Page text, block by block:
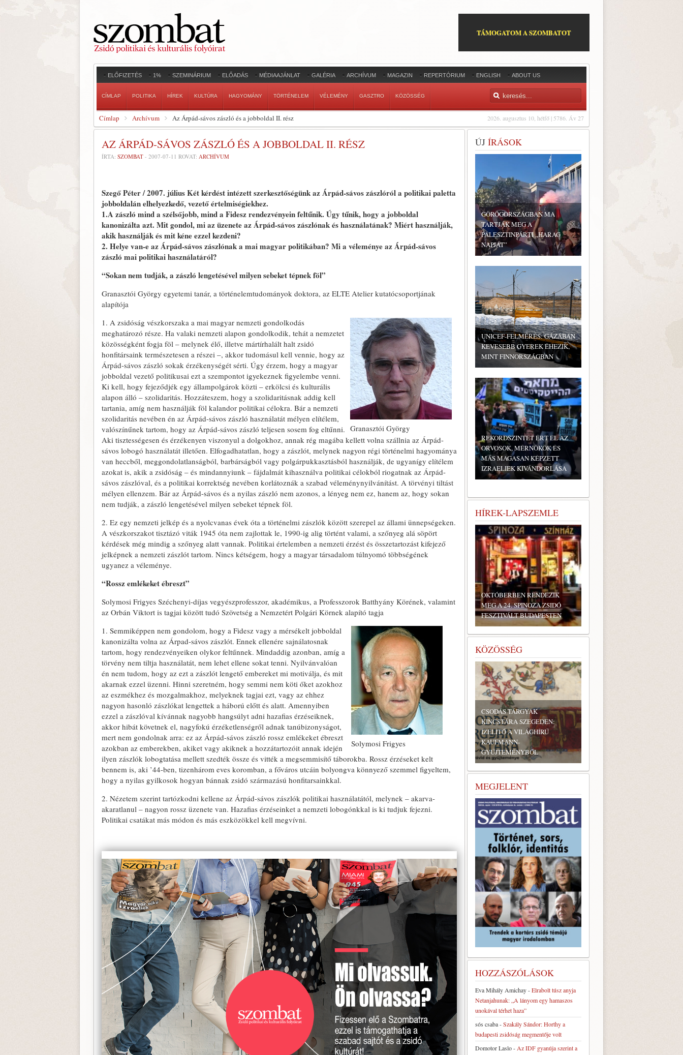
TÁMOGATOM A SZOMBATOT
ELŐFIZETÉS 1% SZEMINÁRIUM ELŐADÁS MÉDIAAJÁNLAT GALÉRIA ARCHÍVUM MAGAZIN REPERTÓRIUM ENGLISH ABOUT US
CÍMLAP POLITIKA HÍREK KULTÚRA HAGYOMÁNY TÖRTÉNELEM VÉLEMÉNY GASZTRO KÖZÖSSÉG
2026. augusztus 10, hétfő | 5786. Áv 27
Címlap Archívum Az Árpád-sávos zászló és a jobboldal II. rész
AZ ÁRPÁD-SÁVOS ZÁSZLÓ ÉS A JOBBOLDAL II. RÉSZ
ÍRTA: SZOMBAT - 2007-07-11 ROVAT: ARCHÍVUM
Szegő Péter / 2007. júliusKét kérdést intézett szerkesztőségünk az Árpád-sávos zászlóról a politikai paletta
jobboldalán elhelyezkedő, vezető értelmiségiekhez.
1.A zászló mind a szélsőjobb, mind a Fidesz rendezvényein feltűnik. Úgy tűnik, hogy a jobboldal
kanonizálta azt. Mit gondol, mi az üzenete az Árpád-sávos zászlónak és használatának? Miért használják,
akik használják és mit kéne ezzel kezdeni?
2. Helye van-e az Árpád-sávos zászlónak a mai magyar politikában? Mi a véleménye az Árpád-sávos
zászló mai politikai használatáról?
“Sokan nem tudják, a zászló lengetésével milyen sebeket tépnek föl”
Granasztói György egyetemi tanár, a történelemtudományok doktora, az ELTE Atelier kutatócsoportjának
alapítója
Granasztói György
1. A zsidóság vészkorszaka a mai magyar nemzeti gondolkodás
meghatározó része. Ha valaki nemzeti alapon gondolkodik, tehát a nemzetet
közösségként fogja föl – melynek élő, illetve mártírhalált halt zsidó
honfitársaink természetesen a részei –, akkor tudomásul kell vennie, hogy az
Árpád-sávos zászló sokak érzékenységét sérti. Úgy érzem, hogy a magyar
jobboldal vezető politikusai ezt a szempontot igyekeznek figyelembe venni.
Ki kell, hogy fejeződjék egy állampolgárok közti – erkölcsi és kulturális
alapon álló – szolidaritás. Hozzáteszem, hogy a szolidaritásnak addig kell
tartania, amíg nem használják föl kalandor politikai célokra. Bár a nemzeti
szolidaritás nevében én az Árpád-sávos zászló használatát mélyen elítélem,
valószínűnek tartom, hogy az Árpád-sávos zászló teljesen sosem fog eltűnni.
Aki tisztességesen és érzékenyen viszonyul a dolgokhoz, annak rég magába kellett volna szállnia az Árpád-
sávos lobogó használatát illetően. Elfogadhatatlan, hogy a zászlót, melynek nagyon régi történelmi hagyománya
van heccből, meggondolatlanságból, barbárságból vagy polgárpukkasztásból használják, de ugyanígy elítélem
azokat is, akik a zsidóság – és mindannyiunk – fájdalmát kihasználva politikai célokból riogatnak az Árpád-
sávos zászlóval, és a politikai korrektség nevében korlátoznák a szabad véleménynyilvánítást. A törvényi tiltást
mélyen ellenzem. Bár az Árpád-sávos és a nyilas zászló nem azonos, a lényeg nem ez, hanem az, hogy sokan
nem tudják, a zászló lengetésével milyen sebeket tépnek föl.
2. Ez egy nemzeti jelkép és a nyolcvanas évek óta a történelmi zászlók között szerepel az állami ünnepségeken.
A vészkorszakot tisztázó viták 1945 óta nem zajlottak le, 1990-ig alig történt valami, a szőnyeg alá söpört
kérdések még mindig a szőnyeg alatt vannak. Politikai értelemben a nemzeti érzést és összetartozást kifejező
jelképnek a nemzeti zászlót tartom. Nincs kétségem, hogy a magyar társadalom túlnyomó többségének
ugyanez a véleménye.
“Rossz emlékeket ébreszt”
Solymosi Frigyes Széchenyi-díjas vegyészprofesszor, akadémikus, a Professzorok Batthyány Körének, valamint
az Orbán Viktort is tagjai között tudó Szövetség a Nemzetért Polgári Körnek alapító tagja
Solymosi Frigyes
1. Semmiképpen nem gondolom, hogy a Fidesz vagy a mérsékelt jobboldal
kanonizálta volna az Árpad-sávos zászlót. Ennek ellenére sajnálatosnak
tartom, hogy rendezvényeiken olykor feltűnnek. Mindaddig azonban, amíg a
törvény nem tiltja használatát, nem lehet ellene sokat tenni. Nyilvánvalóan
én nem tudom, hogy az ezt a zászlót lengető embereket mi motiválja, és mit
akarnak ezzel üzenni. Hinni szeretném, hogy semmi nem köti őket azokhoz
az eszmékhez és mozgalmakhoz, melyeknek tagjai ezt, vagy az ehhez
nagyon hasonló zászlókat lengettek a háború előtt és alatt. Amennyiben
ezzel a zászlóval kívánnak nagyobb hangsúlyt adni hazafias érzéseiknek,
akkor hibát követnek el, nagyfokú érzéketlenségről adnak tanúbizonyságot,
mert nem gondolnak arra: ez az Árpád-sávos zászló rossz emlékeket ébreszt
azokban az emberekben, akiket vagy akiknek a hozzátartozóit annak idején
ilyen zászlók lobogtatása mellett szedték össze és vitték a megsemmisítő táborokba. Rossz érzéseket kelt
bennem is, aki ’44-ben, tizenhárom eves koromban, a főváros utcáin bolyongva könnyező szemmel figyeltem,
hogy a nyilas gyilkosok hogyan bánnak zsidó származású honfitarsainkkal.
2. Nézetem szerint tartózkodni kellene az Árpád-sávos zászlók politikai használatától, melynek – akarva-
akaratlanul – nagyon rossz üzenete van. Hazafias érzéseinket a nemzeti lobogónkkal is ki tudjuk fejezni.
Politikai csatákat más módon és más eszközökkel kell megvívni.
ÚJ ÍRÁSOK
GÖRÖGORSZÁGBAN MA
TARTJÁK MEG A
PALESZTINPÁRTI „HARAG
NAPJÁT”
UNICEF-FELMÉRÉS: GÁZÁBAN
KEVESEBB GYEREK ÉHEZIK,
MINT FINNORSZÁGBAN
REKORDSZINTET ÉRT EL AZ
ORVOSOK, MÉRNÖKÖK ÉS
MÁS MAGASAN KÉPZETT
IZRAELIEK KIVÁNDORLÁSA
HÍREK-LAPSZEMLE
OKTÓBERBEN RENDEZIK
MEG A 24. SPINOZA ZSIDÓ
FESZTIVÁLT BUDAPESTEN
KÖZÖSSÉG
A ZSIDÓ KULTÚRA EURÓPAI
NAPJA KOMÁROMBAN
MEGJELENT
HOZZÁSZÓLÁSOK
Eva Mihály Amichay-Elrabolt túsz anyja
Netanjahunak: „A lányom egy hamaszos
unokával térhet haza”
sós csaba-Szakály Sándor: Horthy a
budapesti zsidóság megmentője volt
Domotor Laslo- Az IDF gyanúja szerint a